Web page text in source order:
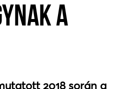
A
2018 során a